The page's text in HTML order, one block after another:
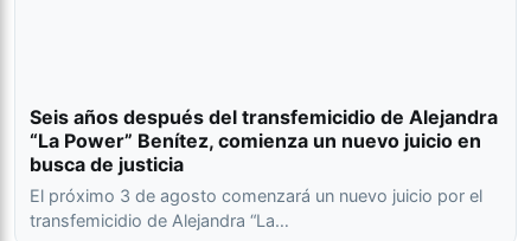
Seis años después del transfemicidio de Alejandra
“La Power” Benítez, comienza un nuevo juicio en
busca de justicia
El próximo 3 de agosto comenzará un nuevo juicio por el
transfemicidio de Alejandra “La…